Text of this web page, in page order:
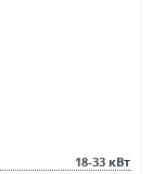
18-33 кВт